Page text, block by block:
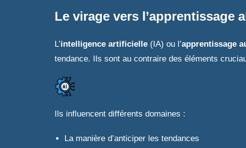
Le virage vers l’apprentissage
L’intelligence artificielle (IA) ou l’apprentissage
tendance. Ils sont au contraire des éléments
Ils influencent différents domaines :
La manière d’anticiper les tendances